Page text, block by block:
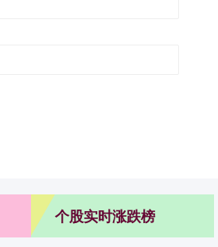
个股实时涨跌榜